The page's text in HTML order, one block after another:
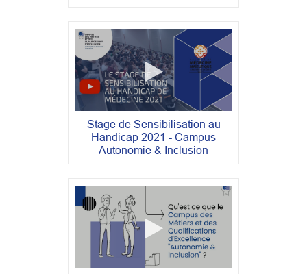
Stage de Sensibilisation au
Handicap 2021 - Campus
Autonomie & Inclusion